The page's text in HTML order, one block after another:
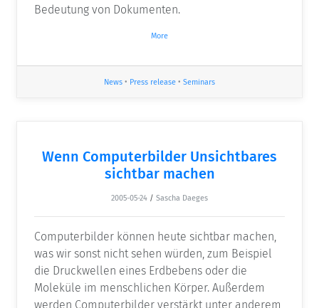
Bedeutung von Dokumenten.
More
News • Press release • Seminars
Wenn Computerbilder Unsichtbares
sichtbar machen
2005-05-24 / Sascha Daeges
Computerbilder können heute sichtbar machen,
was wir sonst nicht sehen würden, zum Beispiel
die Druckwellen eines Erdbebens oder die
Moleküle im menschlichen Körper. Außerdem
werden Computerbilder verstärkt unter anderem